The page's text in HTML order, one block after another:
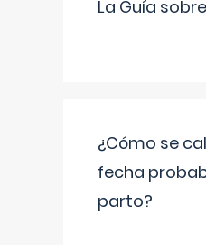
La Guía
¿Cómo se
fecha
parto?